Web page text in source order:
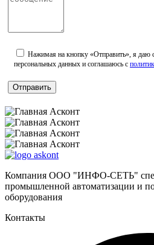
Нажимая на кнопку «Отправить», я даю
персональных данных и соглашаюсь с
Компания ООО "ИНФО-СЕТЬ"
промышленной автоматизации и
оборудования
Контакты